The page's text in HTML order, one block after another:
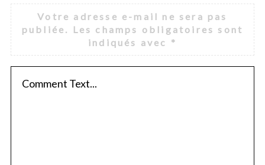
e
a
v
e
Votre adresse e-mail ne sera pas
publiée.
Les champs obligatoires sont
indiqués avec *